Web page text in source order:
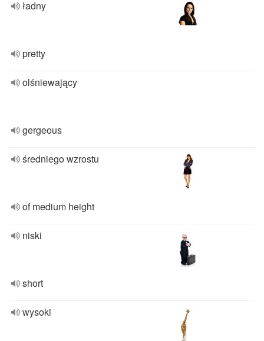
ładny
pretty
olśniewający
gergeous
średniego wzrostu
of medium height
niski
short
wysoki